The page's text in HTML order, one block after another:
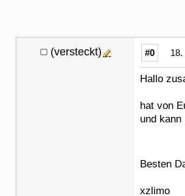
(versteckt) #0
Hallo
hat von
und kann
Besten
xzlimo